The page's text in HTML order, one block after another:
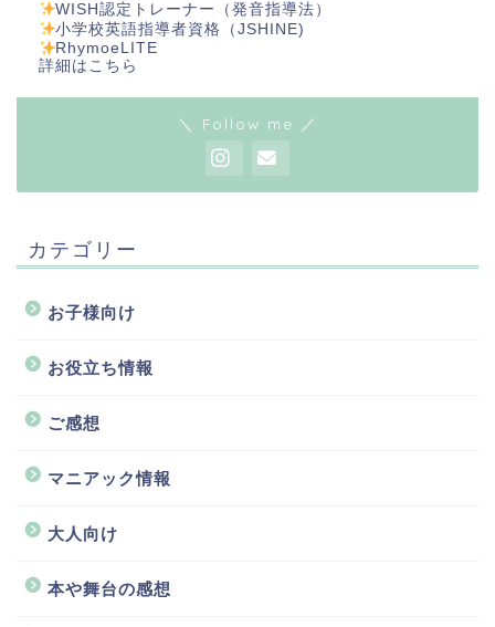
WISH認定トレーナー（発音指導法）
小学校英語指導者資格（JSHINE)
RhymoeLITE
詳細は こちら
＼ Follow me ／
カテゴリー
お子様向け
お役立ち情報
ご感想
マニアック情報
大人向け
本や舞台の感想